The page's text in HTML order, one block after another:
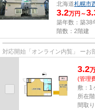
北海道札幌市
3.2万円～
築年数：築38
階数：2階建
対応開始「オンライン内覧」 ーお
3.2
(管理
敷：1
所在
間取